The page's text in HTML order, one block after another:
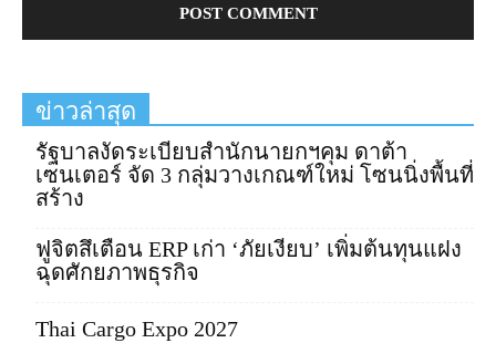
ข่าวล่าสุด
รัฐบาลงัดระเบียบสำนักนายกฯคุม ดาต้า
เซนเตอร์ จัด 3 กลุ่มวางเกณฑ์ใหม่ โซนนิ่งพื้นที่
สร้าง
ฟูจิตสึเตือน ERP เก่า ‘ภัยเงียบ’ เพิ่มต้นทุนแฝง
ฉุดศักยภาพธุรกิจ
Thai Cargo Expo 2027